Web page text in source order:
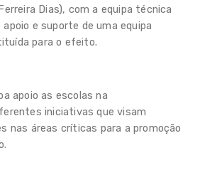
de
Dias), com a equipa técnica
e suporte de uma equipa
para o efeito.
apoio as escolas na
iniciativas que visam
nas áreas críticas para a promoção